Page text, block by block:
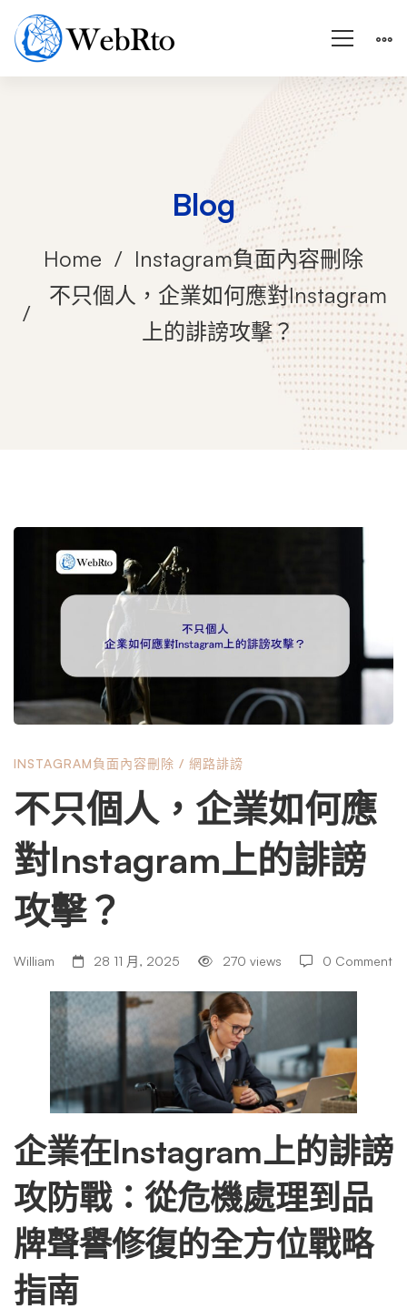
Blog
Home
Instagram負面內容刪除
不只個人，企業如何應對Instagram
上的誹謗攻擊？
不
人，
企
業
如
何
應
對
Instagram
上
INSTAGRAM負面內容刪除 / 網路誹謗
不只個人，企業如何應
對Instagram上的誹謗
攻擊？
William 28 11 月, 2025 270 views 0 Comment
企業在Instagram上的誹謗
攻防戰：從危機處理到品
牌聲譽修復的全方位戰略
指南